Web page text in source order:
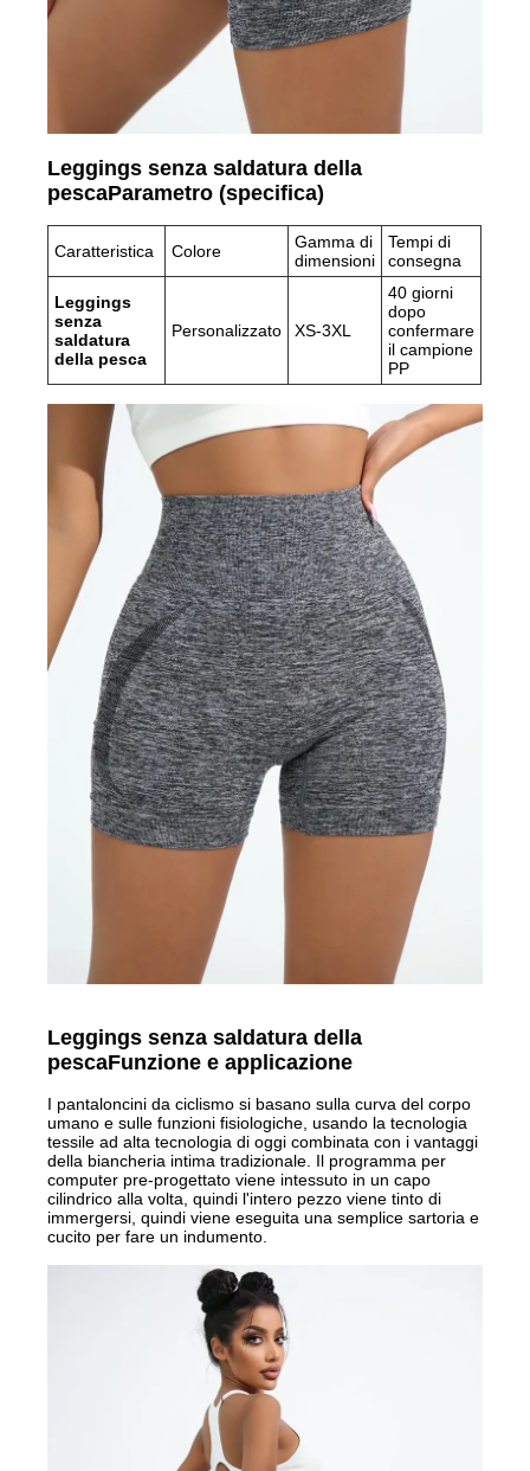
Leggings senza saldatura della
pescaParametro (specifica)
Caratteristica Colore
Gamma di
dimensioni
Tempi di
consegna
Leggings
senza
saldatura
della pesca
Personalizzato XS-3XL
40 giorni
dopo
confermare
il campione
PP
Leggings senza saldatura della
pescaFunzione e applicazione
I pantaloncini da ciclismo si basano sulla curva del corpo
umano e sulle funzioni fisiologiche, usando la tecnologia
tessile ad alta tecnologia di oggi combinata con i vantaggi
della biancheria intima tradizionale. Il programma per
computer pre-progettato viene intessuto in un capo
cilindrico alla volta, quindi l'intero pezzo viene tinto di
immergersi, quindi viene eseguita una semplice sartoria e
cucito per fare un indumento.